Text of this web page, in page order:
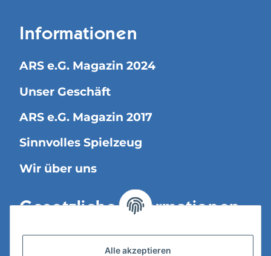
Informationen
ARS e.G. Magazin 2024
Unser Geschäft
ARS e.G. Magazin 2017
Sinnvolles Spielzeug
Wir über uns
Gesetzliche Informationen
Versandinformationen
Alle akzeptieren